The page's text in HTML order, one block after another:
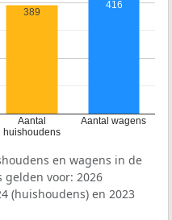
Aantal
huishoudens
Aantal wagens
389
416
en wagens in de
gelden voor: 2026
(huishoudens) en 2023